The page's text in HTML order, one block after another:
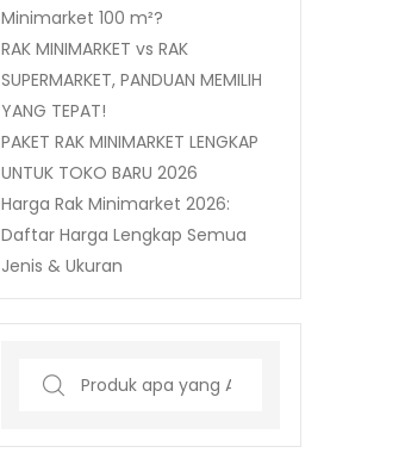
Minimarket 100 m²?
RAK MINIMARKET vs RAK
SUPERMARKET, PANDUAN MEMILIH
YANG TEPAT!
PAKET RAK MINIMARKET LENGKAP
UNTUK TOKO BARU 2026
Harga Rak Minimarket 2026:
Daftar Harga Lengkap Semua
Jenis & Ukuran
Search